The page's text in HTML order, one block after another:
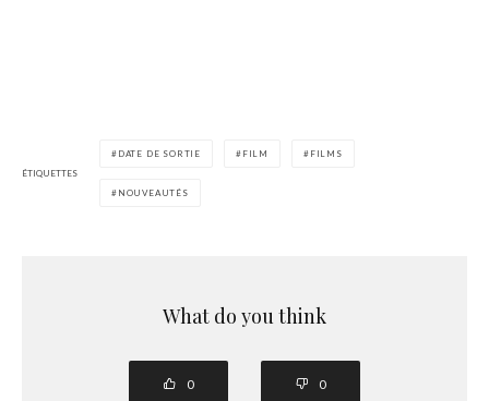
ÉTIQUETTES
DATE DE SORTIE FILM FILMS
NOUVEAUTÉS
What do you think
0 0